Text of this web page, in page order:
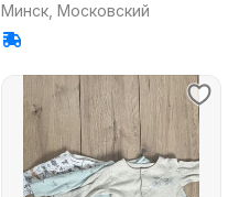
Минск, Московский